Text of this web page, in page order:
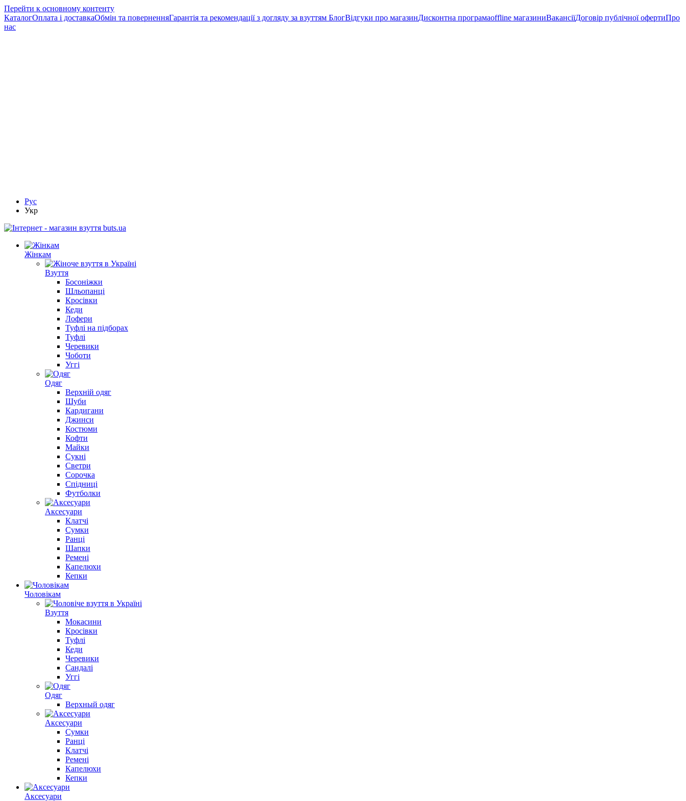
Перейти к основному контенту
КаталогОплата і доставкаОбмін та поверненняГарантія та рекомендації з догляду за взуттям БлогВідгуки про магазинДисконтна програмаoffline магазиниВакансіїДоговір публічної офертиПро
нас
Рус
Укр
Жінкам
Взуття
Босоніжки
Шльопанці
Кросівки
Кеди
Лофери
Туфлі на підборах
Туфлі
Черевики
Чоботи
Уггі
Одяг
Верхній одяг
Шуби
Кардигани
Джинси
Костюми
Кофти
Майки
Сукні
Светри
Сорочка
Спідниці
Футболки
Аксесуари
Клатчі
Сумки
Ранці
Шапки
Ремені
Капелюхи
Кепки
Чоловікам
Взуття
Мокасини
Кросівки
Туфлі
Кеди
Черевики
Сандалі
Уггі
Одяг
Верхный одяг
Аксесуари
Сумки
Ранці
Клатчі
Ремені
Капелюхи
Кепки
Аксесуари